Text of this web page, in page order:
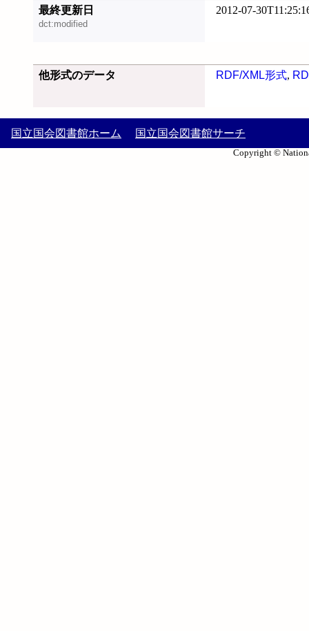
最終更新日
dct:modified
2012-07-
他形式のデータ RDF/XML形式,
国立国会図書館ホーム 国立国会図書館サーチ
Copyright ©